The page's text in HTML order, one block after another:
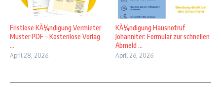
Fristlose KÃ¼ndigung Vermieter
Muster PDF – Kostenlose Vorlag
...
April 28, 2026
KÃ¼ndigung Hausnotruf
Johanniter: Formular zur schnellen
Abmeld ...
April 26, 2026